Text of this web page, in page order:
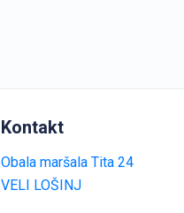
Kontakt
Obala maršala Tita 24
VELI LOŠINJ